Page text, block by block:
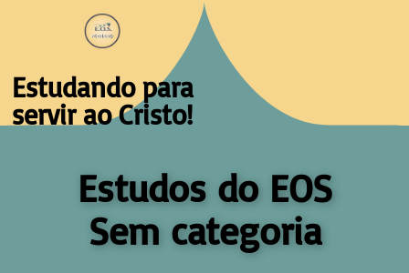
Estudando para
servir ao Cristo!
Estudos do EOS
Sem categoria